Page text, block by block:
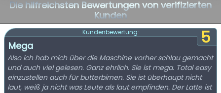
Die hilfreichsten Bewertungen von verifizierten
Kunden
5
Kundenbewertung:
Mega
Also ich hab mich über die Maschine vorher schlau gemacht
und auch viel gelesen. Ganz ehrlich. Sie ist mega. Total easy
einzustellen auch für butterbirnen. Sie ist überhaupt nicht
laut, weiß ja nicht was Leute als laut empfinden. Der Latte ist